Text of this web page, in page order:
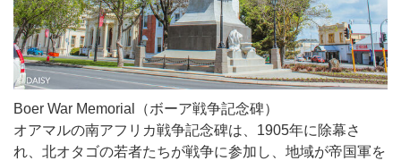
Boer War Memorial（ボーア戦争記念碑）
オアマルの南アフリカ戦争記念碑は、1905年に除幕さ
れ、北オタゴの若者たちが戦争に参加し、地域が帝国軍を